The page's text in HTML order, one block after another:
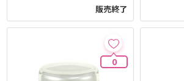
販売終了
0